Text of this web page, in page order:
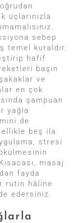
uçlarınızla
sebep
temel kuraldır.
hafif
başın
ve
en çok
şampuan
yağla
de
beş ila
stresi
masaj
fayda
rutin hâline
edersiniz.